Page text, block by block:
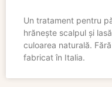
Un tratament pentru
hrănește scalpul și
culoarea naturală.
fabricat în Italia.